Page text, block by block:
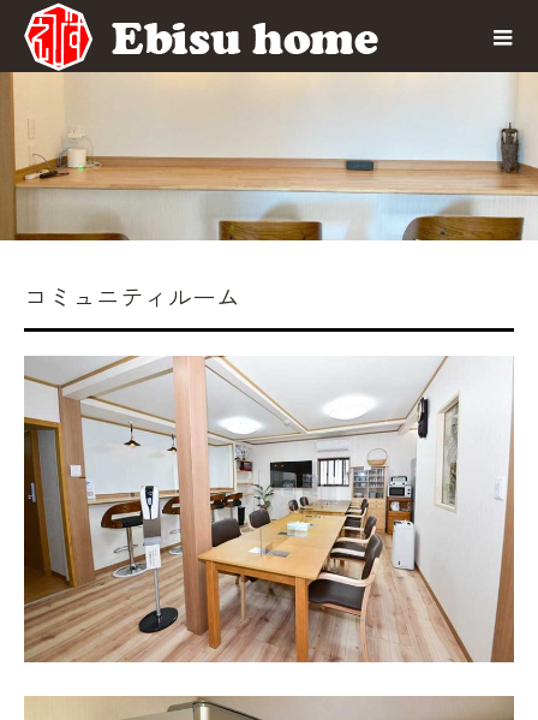
コミュニティルーム